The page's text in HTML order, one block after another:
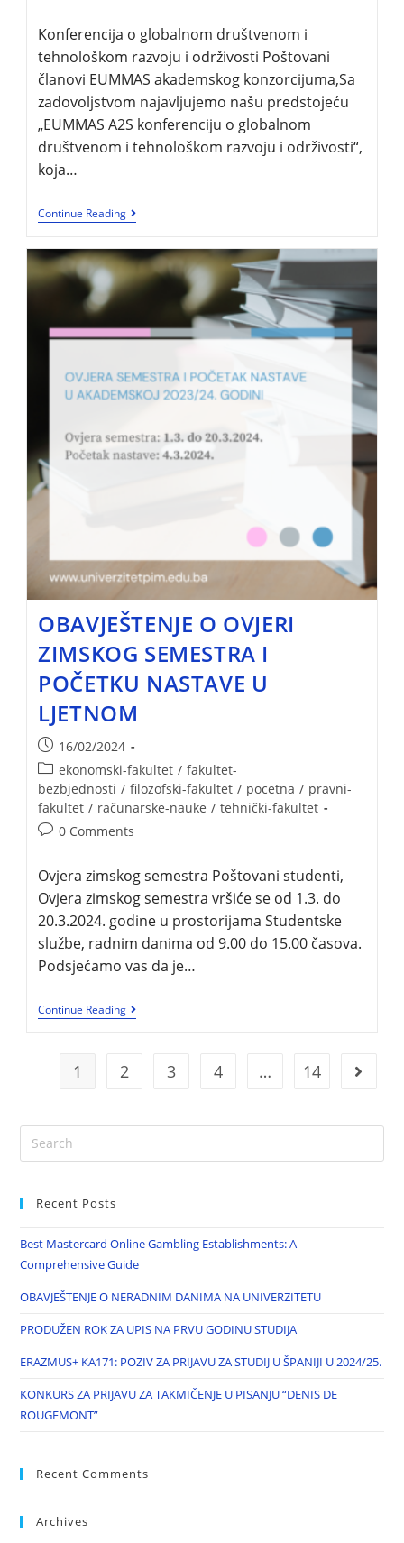
Konferencija o globalnom društvenom i
tehnološkom razvoju i održivosti Poštovani
članovi EUMMAS akademskog konzorcijuma,Sa
zadovoljstvom najavljujemo našu predstojeću
„EUMMAS A2S konferenciju o globalnom
društvenom i tehnološkom razvoju i održivosti“,
koja…
Continue Reading
OBAVJEŠTENJE O OVJERI
ZIMSKOG SEMESTRA I
POČETKU NASTAVE U
LJETNOM
16/02/2024
ekonomski-fakultet / fakultet-
bezbjednosti / filozofski-fakultet / pocetna / pravni-
fakultet / računarske-nauke / tehnički-fakultet
0 Comments
Ovjera zimskog semestra Poštovani studenti,
Ovjera zimskog semestra vršiće se od 1.3. do
20.3.2024. godine u prostorijama Studentske
službe, radnim danima od 9.00 do 15.00 časova.
Podsjećamo vas da je…
Continue Reading
1 2 3 4 … 14
Recent Posts
Best Mastercard Online Gambling Establishments: A
Comprehensive Guide
OBAVJEŠTENJE O NERADNIM DANIMA NA UNIVERZITETU
PRODUŽEN ROK ZA UPIS NA PRVU GODINU STUDIJA
ERAZMUS+ KA171: POZIV ZA PRIJAVU ZA STUDIJ U ŠPANIJI U 2024/25.
KONKURS ZA PRIJAVU ZA TAKMIČENJE U PISANJU “DENIS DE
ROUGEMONT”
Recent Comments
Archives